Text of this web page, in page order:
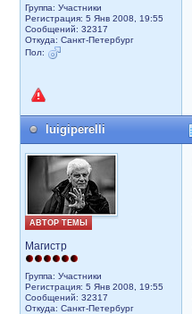
Группа: Участники
Регистрация: 5 Янв 2008, 19:55
Сообщений: 32317
Откуда: Санкт-Петербург
Пол:
luigiperelli
АВТОР ТЕМЫ
Магистр
Группа: Участники
Регистрация: 5 Янв 2008, 19:55
Сообщений: 32317
Откуда: Санкт-Петербург